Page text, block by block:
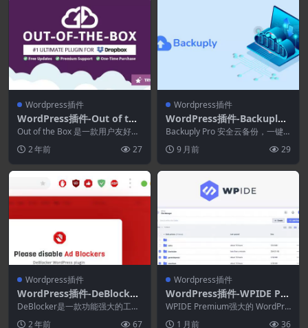
Wordpress插件
WordPress插件-Out of the
Box 3.0.2–适用于WordPres
s 的Dropbox插件
Out of the Box 是一款用户友好、
2 年前 27
Wordpress插件
WordPress插件-Backuply
Pro 1.4.9–可靠的WordPres
s备份插件
Backuply Pro 安全云备份，一键
器崩溃、...
9 月前 29
Wordpress插件
WordPress插件-DeBlocker
3.4.7–WordPress反广告拦
截插件
DeBlocker是一款功能强大的工具
2 年前 67
Wordpress插件
WordPress插件-WPIDE Pre
mium 3.5.6–强大的WordPr
ess文件管理器和代码编辑器
WPIDE Premium强大的 WordPre
1 月前 36